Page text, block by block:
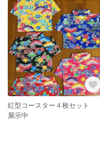
紅型コースター４枚セット
展示中